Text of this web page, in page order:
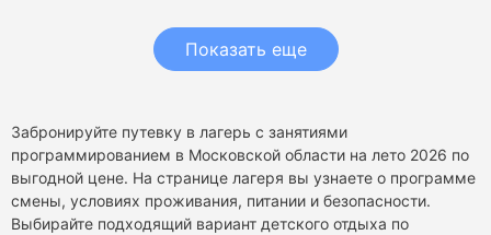
Показать еще
Забронируйте путевку в лагерь с занятиями
программированием в Московской области на лето 2026 по
выгодной цене. На странице лагеря вы узнаете о программе
смены, условиях проживания, питании и безопасности.
Выбирайте подходящий вариант детского отдыха по